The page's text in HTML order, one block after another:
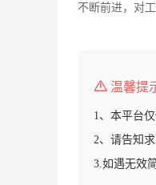
不断前进，对
温馨提
1、本平台
2、请告知
3.如遇无效